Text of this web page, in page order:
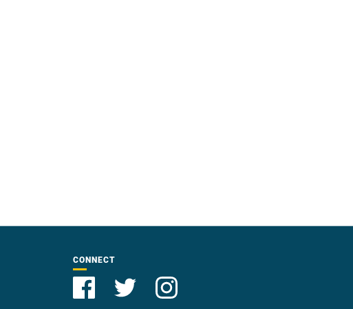
CONNECT